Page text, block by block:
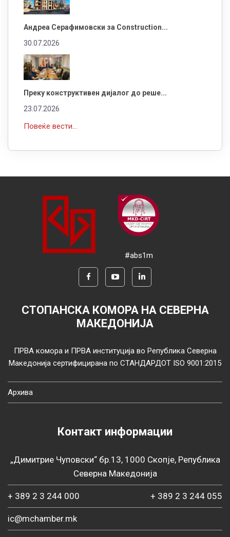
Андреа Серафимовски за Construction...
30.07.2026
Преку конструктивен дијалог до реше...
23.07.2026
Повеќе вести...
#abs1m
СТОПАНСКА КОМОРА НА СЕВЕРНА
МАКЕДОНИЈА
ПРВА комора и ПРВА институција во Република Северна
Македонија сертифицирана по СТАНДАРДОТ ISO 9001:2015
Архива
Контакт информации
„Димитрие Чуповски“ бр.13, 1000 Скопје, Република
Северна Македонија
+ 389 2 3 244 000 + 389 2 3 244 055
ic@mchamber.mk